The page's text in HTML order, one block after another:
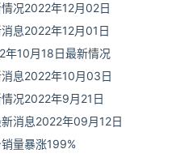
况2022年12月02日
息2022年12月01日
年10月18日最新情况
息2022年10月03日
况2022年9月21日
消息2022年09月12日
量暴涨199%